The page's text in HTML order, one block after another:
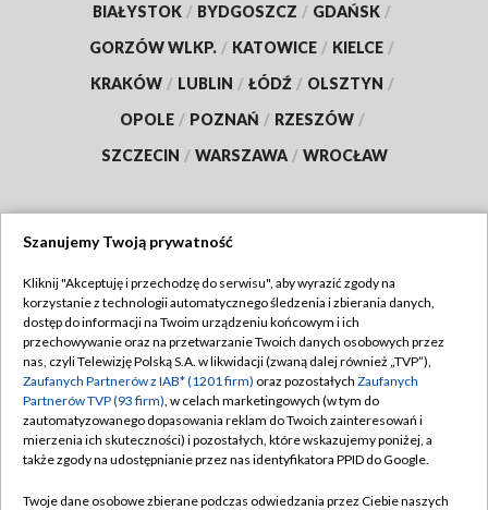
BIAŁYSTOK / BYDGOSZCZ / GDAŃSK /
GORZÓW WLKP. / KATOWICE / KIELCE /
KRAKÓW / LUBLIN / ŁÓDŹ / OLSZTYN /
OPOLE / POZNAŃ / RZESZÓW /
SZCZECIN / WARSZAWA / WROCŁAW
TVP
Abonament TVP
Emisja w TVP
Centrum informacji TVP
Naziemna Telewizja Cyfrowa
Regulamin TVP
Polityka prywatności
Moje zgody
Pomoc
Szanujemy Twoją prywatność
Kliknij "Akceptuję i przechodzę do serwisu", aby wyrazić zgody na
korzystanie z technologii automatycznego śledzenia i zbierania danych,
dostęp do informacji na Twoim urządzeniu końcowym i ich
przechowywanie oraz na przetwarzanie Twoich danych osobowych przez
nas, czyli Telewizję Polską S.A. w likwidacji (zwaną dalej również „TVP”),
Zaufanych Partnerów z IAB* (1201 firm) oraz pozostałych Zaufanych
Partnerów TVP (93 firm), w celach marketingowych (w tym do
zautomatyzowanego dopasowania reklam do Twoich zainteresowań i
mierzenia ich skuteczności) i pozostałych, które wskazujemy poniżej, a
także zgody na udostępnianie przez nas identyfikatora PPID do Google.
Twoje dane osobowe zbierane podczas odwiedzania przez Ciebie naszych